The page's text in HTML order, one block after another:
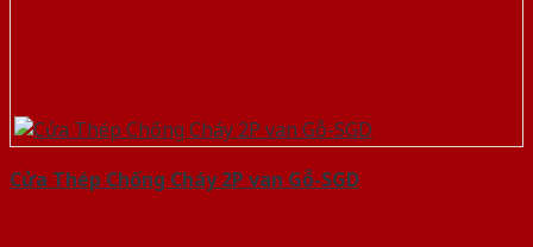
Cửa Thép Chống Cháy 2P van Gỗ-SGD